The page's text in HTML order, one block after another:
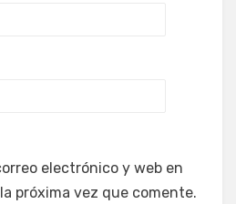
electrónico y web en
próxima vez que comente.